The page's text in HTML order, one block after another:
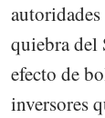
autoridades
quiebra del
efecto de
inversores